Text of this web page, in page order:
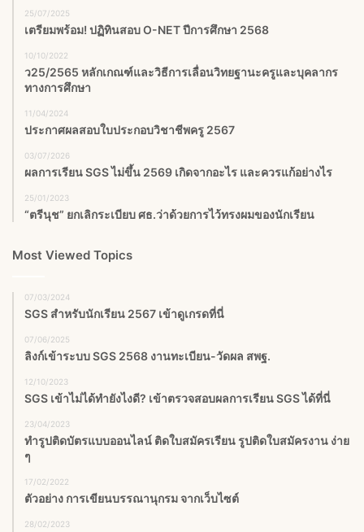
25/07/2025
เตรียมพร้อม! ปฏิทินสอบ O-NET ปีการศึกษา 2568
10/10/2022
ว25/2565 หลักเกณฑ์และวิธีการเลื่อนวิทยฐานะครูและบุคลากร
ทางการศึกษา
11/04/2024
ประกาศผลสอบใบประกอบวิชาชีพครู 2567
03/07/2026
ผลการเรียน SGS ไม่ขึ้น 2569 เกิดจากอะไร และควรแก้อย่างไร
25/01/2023
“ตรีนุช” ยกเลิกระเบียบ ศธ.ว่าด้วยการไว้ทรงผมของนักเรียน
Most Viewed Topics
07/03/2024
SGS สําหรับนักเรียน 2567 เข้าดูเกรดที่นี่
07/06/2025
ลิงก์เข้าระบบ SGS 2568 งานทะเบียน-วัดผล สพฐ.
12/10/2023
SGS เข้าไม่ได้ทำยังไงดี? เข้าตรวจสอบผลการเรียน SGS ได้ที่นี่
23/04/2023
ทำรูปติดบัตรแบบออนไลน์ ติดใบสมัครเรียน รูปติดใบสมัครงาน ง่าย
ๆ
17/02/2022
ตัวอย่าง การเขียนบรรณานุกรม จากเว็บไซต์
28/02/2023